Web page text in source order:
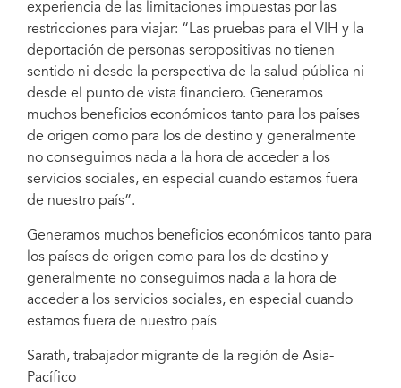
experiencia de las limitaciones impuestas por las
restricciones para viajar: “Las pruebas para el VIH y la
deportación de personas seropositivas no tienen
sentido ni desde la perspectiva de la salud pública ni
desde el punto de vista financiero. Generamos
muchos beneficios económicos tanto para los países
de origen como para los de destino y generalmente
no conseguimos nada a la hora de acceder a los
servicios sociales, en especial cuando estamos fuera
de nuestro país”.
Generamos muchos beneficios económicos tanto para
los países de origen como para los de destino y
generalmente no conseguimos nada a la hora de
acceder a los servicios sociales, en especial cuando
estamos fuera de nuestro país
Sarath, trabajador migrante de la región de Asia-
Pacífico